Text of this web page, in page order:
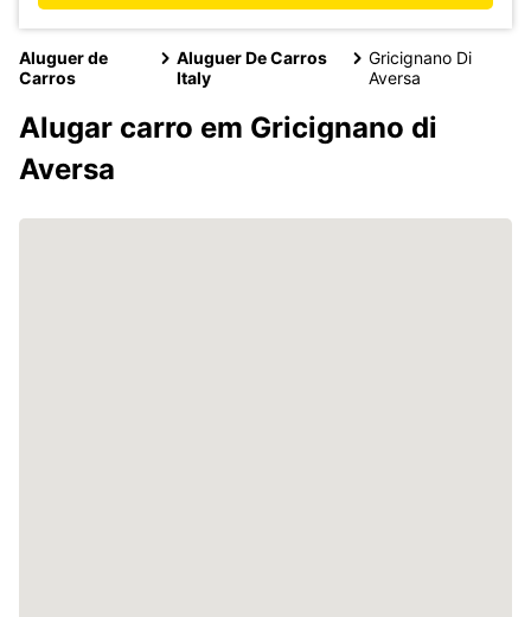
Aluguer de
Carros
Aluguer De Carros
Italy
Gricignano Di
Aversa
Alugar carro em Gricignano di
Aversa